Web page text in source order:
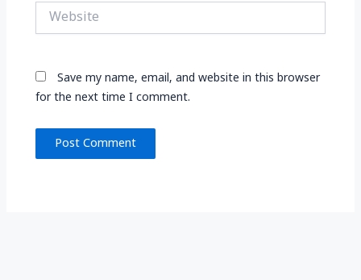
Website
Save my name, email, and website in this browser
for the next time I comment.